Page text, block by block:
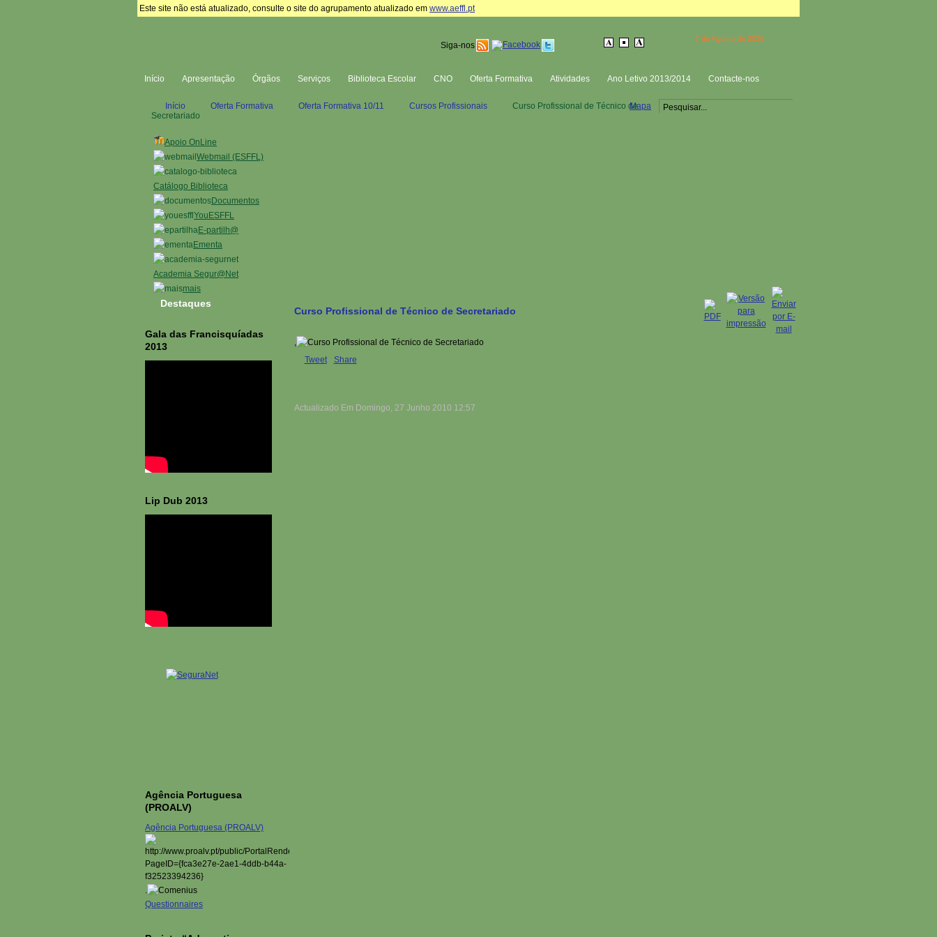
Este site não está atualizado, consulte o site do agrupamento atualizado em www.aeffl.pt
Siga-nos
7 de Agosto de 2026
Início Apresentação Órgãos Serviços Biblioteca Escolar CNO Oferta Formativa Atividades Ano Letivo 2013/2014 Contacte-nos
Apoio OnLine
Webmail (ESFFL)
Catálogo Biblioteca
Documentos
YouESFFL
E-partilh@
Ementa
Academia Segur@Net
mais
Mapa
Início Oferta Formativa Oferta Formativa 10/11 Cursos Profissionais
Curso Profissional de Técnico de
Secretariado
Curso Profissional de Técnico de Secretariado
,
Tweet
Share
Actualizado Em Domingo, 27 Junho 2010 12:57
Destaques
Gala das Francisquíadas
2013
Lip Dub 2013
Agência Portuguesa
(PROALV)
Agência Portuguesa (PROALV)
.
Questionnaires